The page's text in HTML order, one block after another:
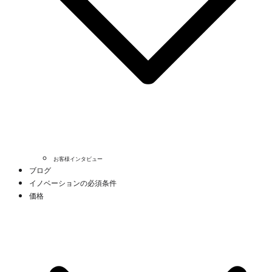
お客様インタビュー
ブログ
イノベーションの必須条件
価格